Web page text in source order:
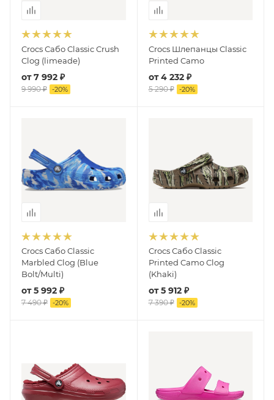
Crocs Сабо Classic Crush
Clog (limeade)
от7 992 ₽
9 990 ₽ -20%
Crocs Шлепанцы Classic
Printed Camo
от4 232 ₽
5 290 ₽ -20%
Crocs Сабо Classic
Marbled Clog (Blue
Bolt/Multi)
от5 992 ₽
7 490 ₽ -20%
Crocs Сабо Classic
Printed Camo Clog
(Khaki)
от5 912 ₽
7 390 ₽ -20%